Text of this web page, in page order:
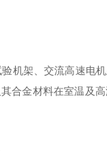
机架、交流高速电
合金材料在室温及